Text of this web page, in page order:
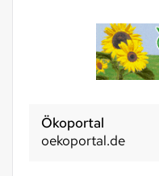
Ökoportal
oekoportal.de